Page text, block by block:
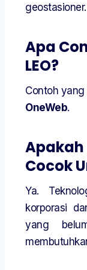
geostasioner.
Apa
LEO?
Contoh
OneWeb.
Apakah
Cocok
Ya.
korporasi
yang